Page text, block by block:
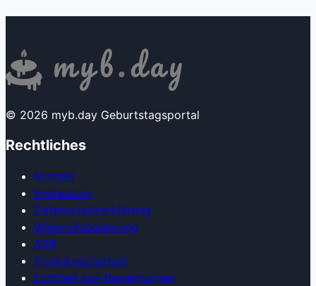
© 2026 myb.day Geburtstagsportal
Rechtliches
Kontakt
Impressum
Datenschutzerklärung
Widerrufsbelehrung
AGB
Produkt­sicherheit
Echtheit von Bewertungen